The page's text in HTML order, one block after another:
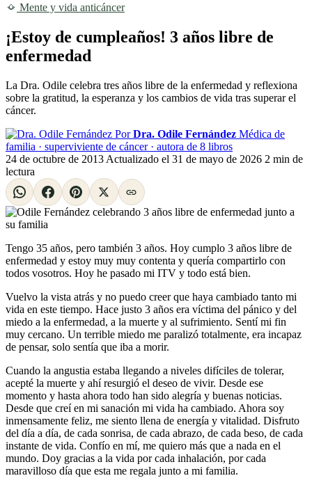
Mente y vida anticáncer
¡Estoy de cumpleaños! 3 años libre de
enfermedad
La Dra. Odile celebra tres años libre de la enfermedad y reflexiona
sobre la gratitud, la esperanza y los cambios de vida tras superar el
cáncer.
Por Dra. Odile Fernández Médica de
familia · superviviente de cáncer · autora de 8 libros
24 de octubre de 2013 Actualizado el 31 de mayo de 2026 2 min de
lectura
Tengo 35 años, pero también 3 años. Hoy cumplo 3 años libre de
enfermedad y estoy muy muy contenta y quería compartirlo con
todos vosotros. Hoy he pasado mi ITV y todo está bien.
Vuelvo la vista atrás y no puedo creer que haya cambiado tanto mi
vida en este tiempo. Hace justo 3 años era víctima del pánico y del
miedo a la enfermedad, a la muerte y al sufrimiento. Sentí mi fin
muy cercano. Un terrible miedo me paralizó totalmente, era incapaz
de pensar, solo sentía que iba a morir.
Cuando la angustia estaba llegando a niveles difíciles de tolerar,
acepté la muerte y ahí resurgió el deseo de vivir. Desde ese
momento y hasta ahora todo han sido alegría y buenas noticias.
Desde que creí en mi sanación mi vida ha cambiado. Ahora soy
inmensamente feliz, me siento llena de energía y vitalidad. Disfruto
del día a día, de cada sonrisa, de cada abrazo, de cada beso, de cada
instante de vida. Confío en mí, me quiero más que a nada en el
mundo. Doy gracias a la vida por cada inhalación, por cada
maravilloso día que esta me regala junto a mi familia.